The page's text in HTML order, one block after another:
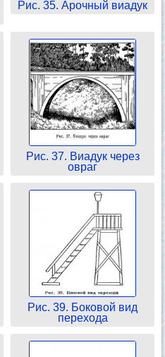
Рис. 35. Арочный виадук
Рис. 37. Виадук через
овраг
Рис. 39. Боковой вид
перехода